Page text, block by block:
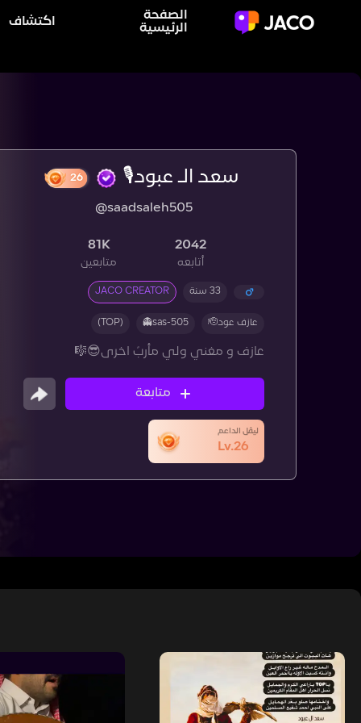
الصفحة
الرئيسية
اكتشاف
سعد الـ عبود🎙️
@saadsaleh505
2042
أتابعه
81K
متابعين
33 سنة JACO CREATOR
عازف عود🫡 sas-505👻
(TOP)
عازف و مغني ولي مأربً اخرى😎🎼
متابعة
ليڤل الداعم
Lv.26